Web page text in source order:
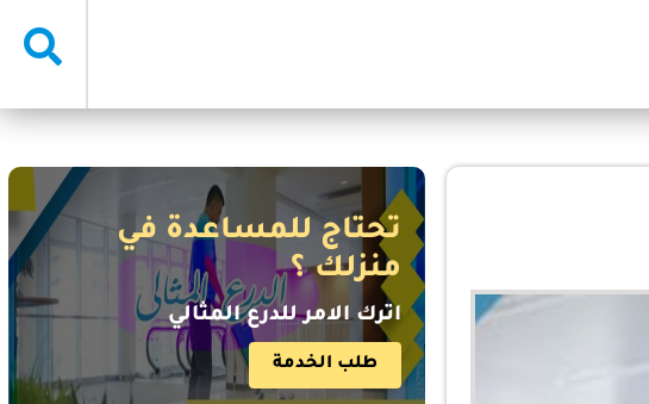
تحتاج للمساعدة في
منزلك ؟
اترك الامر للدرع المثالي
طلب الخدمة